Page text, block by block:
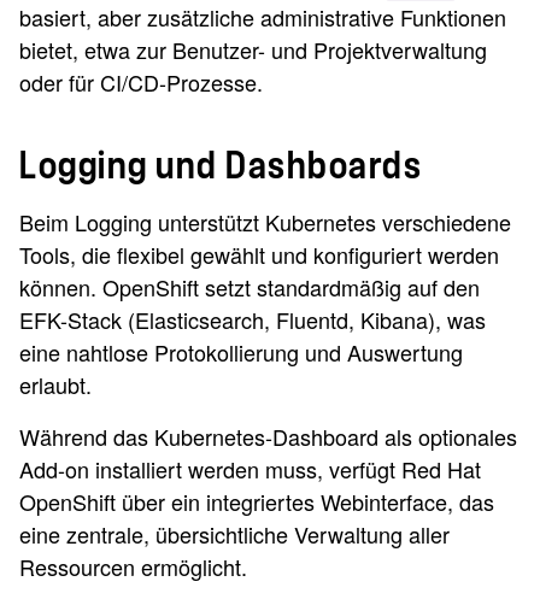
basiert, aber zusätzliche administrative Funktionen
bietet, etwa zur Benutzer- und Projektverwaltung
oder für CI/CD-Prozesse.
Logging und Dashboards
Beim Logging unterstützt Kubernetes verschiedene
Tools, die flexibel gewählt und konfiguriert werden
können. OpenShift setzt standardmäßig auf den
EFK-Stack (Elasticsearch, Fluentd, Kibana), was
eine nahtlose Protokollierung und Auswertung
erlaubt.
Während das Kubernetes-Dashboard als optionales
Add-on installiert werden muss, verfügt Red Hat
OpenShift über ein integriertes Webinterface, das
eine zentrale, übersichtliche Verwaltung aller
Ressourcen ermöglicht.